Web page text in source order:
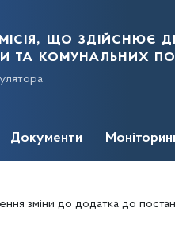
що здійснює
та комунальних
Документи
Національної комісії, що здійснює державне регулювання у сферах енергетики та комунальних послуг, від 27 червня 2019